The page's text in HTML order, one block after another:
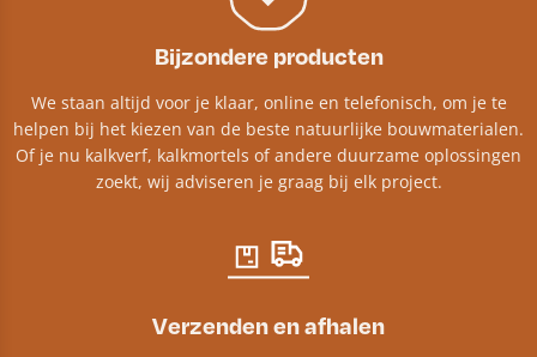
Bijzondere producten
We staan altijd voor je klaar, online en telefonisch, om je te
helpen bij het kiezen van de beste natuurlijke bouwmaterialen.
Of je nu kalkverf, kalkmortels of andere duurzame oplossingen
zoekt, wij adviseren je graag bij elk project.​
Verzenden en afhalen